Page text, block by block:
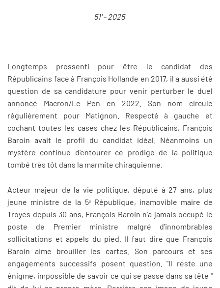
51' - 2025
Longtemps pressenti pour être le candidat des
Républicains face à François Hollande en 2017, il a aussi été
question de sa candidature pour venir perturber le duel
annoncé Macron/Le Pen en 2022. Son nom circule
régulièrement pour Matignon. Respecté à gauche et
cochant toutes les cases chez les Républicains, François
Baroin avait le profil du candidat idéal. Néanmoins un
mystère continue d'entourer ce prodige de la politique
tombé très tôt dans la marmite chiraquienne.
Acteur majeur de la vie politique, député à 27 ans, plus
jeune ministre de la 5ᵉ République, inamovible maire de
Troyes depuis 30 ans, François Baroin n'a jamais occupé le
poste de Premier ministre malgré d'innombrables
sollicitations et appels du pied. Il faut dire que François
Baroin aime brouiller les cartes. Son parcours et ses
engagements successifs posent question. "Il reste une
énigme, impossible de savoir ce qui se passe dans sa tête "